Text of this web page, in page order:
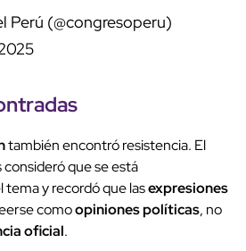
Perú (@congresoperu)
también encontró resistencia. El
que se está
y recordó que lasexpresiones
comoopiniones políticas, no
oficial.